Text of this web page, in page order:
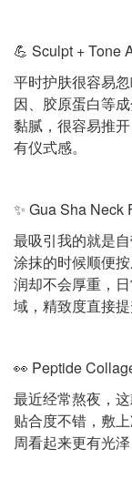
💪 Sculpt + Tone
平时护肤很容易
因、胶原蛋白等
黏腻，很容易推
有仪式感。
✨ Gua Sha Neck
最吸引我的就是
涂抹的时候顺便
润却不会厚重，
域，精致度直接提
👀 Peptide
最近经常熬夜，
贴合度不错，敷
周看起来更有光